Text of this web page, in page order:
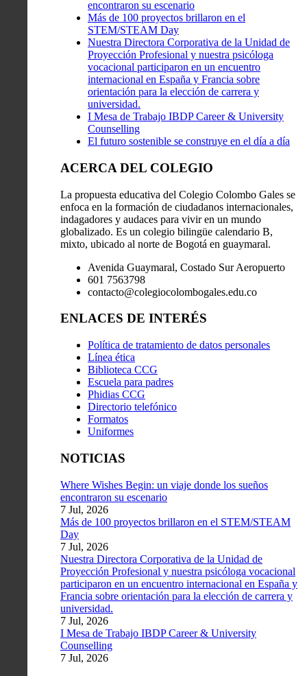
encontraron su escenario
Más de 100 proyectos brillaron en el
STEM/STEAM Day
Nuestra Directora Corporativa de la Unidad de
Proyección Profesional y nuestra psicóloga
vocacional participaron en un encuentro
internacional en España y Francia sobre
orientación para la elección de carrera y
universidad.
I Mesa de Trabajo IBDP Career & University
Counselling
El futuro sostenible se construye en el día a día
ACERCA DEL COLEGIO
La propuesta educativa del Colegio Colombo Gales se
enfoca en la formación de ciudadanos internacionales,
indagadores y audaces para vivir en un mundo
globalizado. Es un colegio bilingüe calendario B,
mixto, ubicado al norte de Bogotá en guaymaral.
Avenida Guaymaral, Costado Sur Aeropuerto
601 7563798
contacto@colegiocolombogales.edu.co
ENLACES DE INTERÉS
Política de tratamiento de datos personales
Línea ética
Biblioteca CCG
Escuela para padres
Phidias CCG
Directorio telefónico
Formatos
Uniformes
NOTICIAS
Where Wishes Begin: un viaje donde los sueños
encontraron su escenario
7 Jul, 2026
Más de 100 proyectos brillaron en el STEM/STEAM
Day
7 Jul, 2026
Nuestra Directora Corporativa de la Unidad de
Proyección Profesional y nuestra psicóloga vocacional
participaron en un encuentro internacional en España y
Francia sobre orientación para la elección de carrera y
universidad.
7 Jul, 2026
I Mesa de Trabajo IBDP Career & University
Counselling
7 Jul, 2026